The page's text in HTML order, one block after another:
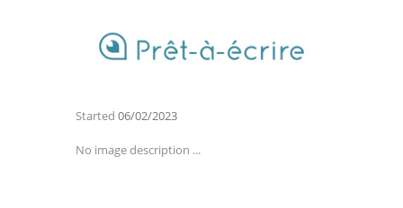
Started 06/02/2023
No image description ...